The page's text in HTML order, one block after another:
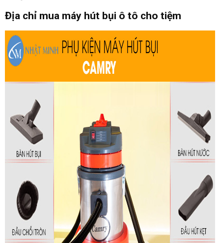
Địa chỉ mua máy hút bụi ô tô cho tiệm